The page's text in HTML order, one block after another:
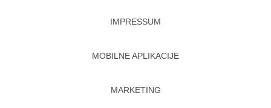
IMPRESSUM
MOBILNE APLIKACIJE
MARKETING